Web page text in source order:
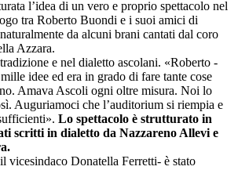
l’idea di un vero e proprio spettacolo nel
tra Roberto Buondi e i suoi amici di
da alcuni brani cantati dal coro
Azzara.
e nel dialetto ascolani. «Roberto -
idee ed era in grado di fare tante cose
Amava Ascoli ogni oltre misura. Noi lo
Auguriamoci che l’auditorium si riempia e
Lo spettacolo è strutturato in
scritti in dialetto da Nazzareno Allevi e
vicesindaco Donatella Ferretti- è stato